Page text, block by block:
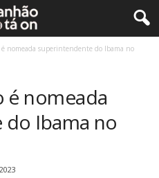
nomeada superintendente do Ibama no
é nomeada
Ibama no